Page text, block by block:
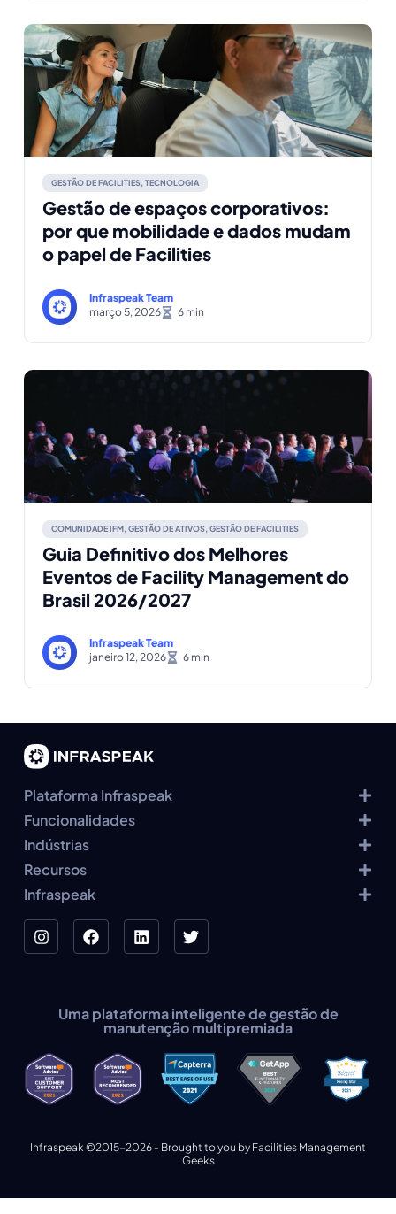
GESTÃO DE FACILITIES,TECNOLOGIA
Gestão de espaços corporativos:
por que mobilidade e dados mudam
o papel de Facilities
Infraspeak Team
março 5, 2026
COMUNIDADE IFM, GESTÃO DE ATIVOS, GESTÃO DE FACILITIES
Guia Definitivo dos Melhores
Eventos de Facility Management do
Brasil 2026/2027
Infraspeak Team
janeiro 12, 2026
Plataforma Infraspeak
Funcionalidades
Indústrias
Recursos
Infraspeak
Uma plataforma inteligente de gestão de
manutenção multipremiada
Infraspeak ©2015-2026 - Brought to you by Facilities Management
Geeks